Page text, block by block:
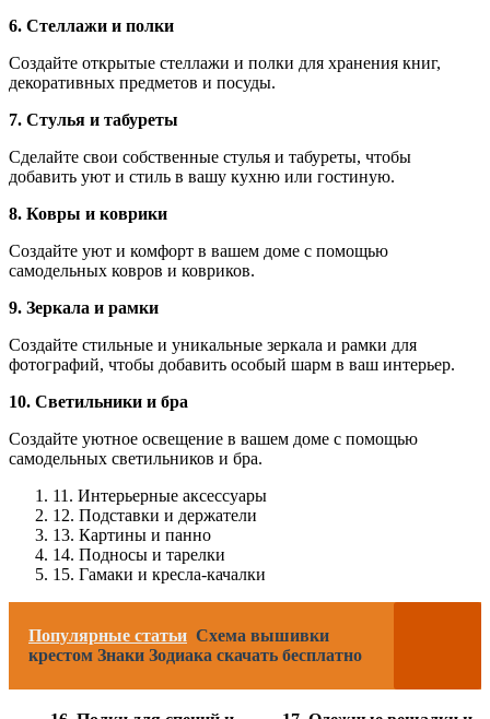
6. Стеллажи и полки
Создайте открытые стеллажи и полки для хранения книг,
декоративных предметов и посуды.
7. Стулья и табуреты
Сделайте свои собственные стулья и табуреты, чтобы
добавить уют и стиль в вашу кухню или гостиную.
8. Ковры и коврики
Создайте уют и комфорт в вашем доме с помощью
самодельных ковров и ковриков.
9. Зеркала и рамки
Создайте стильные и уникальные зеркала и рамки для
фотографий, чтобы добавить особый шарм в ваш интерьер.
10. Светильники и бра
Создайте уютное освещение в вашем доме с помощью
самодельных светильников и бра.
11. Интерьерные аксессуары
12. Подставки и держатели
13. Картины и панно
14. Подносы и тарелки
15. Гамаки и кресла-качалки
Популярные статьи Схема вышивки
крестом Знаки Зодиака скачать бесплатно